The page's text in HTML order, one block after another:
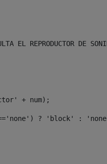
EL REPRODUCTOR DE
+ num);
? 'block' :